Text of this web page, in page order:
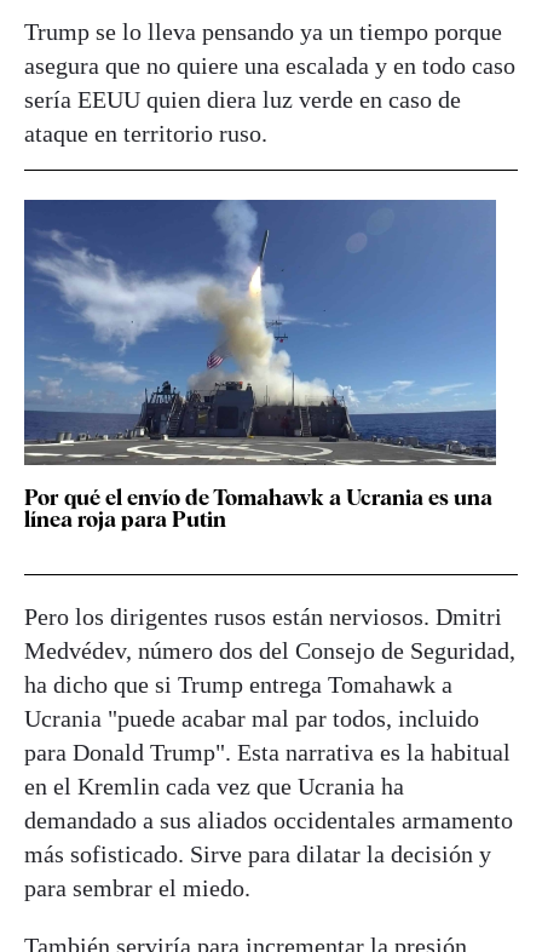
Trump se lo lleva pensando ya un tiempo porque
asegura que no quiere una escalada y en todo caso
sería EEUU quien diera luz verde en caso de
ataque en territorio ruso.
Por qué el envío de Tomahawk a Ucrania es una
línea roja para Putin
Pero los dirigentes rusos están nerviosos. Dmitri
Medvédev, número dos del Consejo de Seguridad,
ha dicho que si Trump entrega Tomahawk a
Ucrania "puede acabar mal par todos, incluido
para Donald Trump". Esta narrativa es la habitual
en el Kremlin cada vez que Ucrania ha
demandado a sus aliados occidentales armamento
más sofisticado. Sirve para dilatar la decisión y
para sembrar el miedo.
También serviría para incrementar la presión